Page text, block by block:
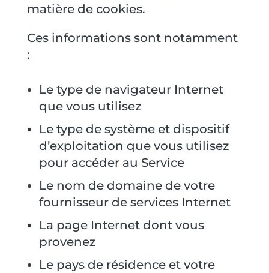
matière de cookies.
Ces informations sont notamment
:
Le type de navigateur Internet
que vous utilisez
Le type de système et dispositif
d’exploitation que vous utilisez
pour accéder au Service
Le nom de domaine de votre
fournisseur de services Internet
La page Internet dont vous
provenez
Le pays de résidence et votre